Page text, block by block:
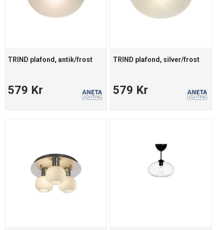
TRIND plafond, antik/frost
579 Kr
TRIND plafond, silver/frost
579 Kr